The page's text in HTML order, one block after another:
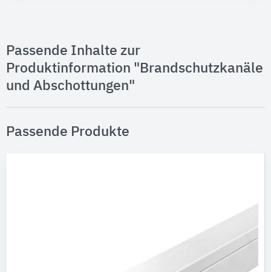
Passende Inhalte zur
Produktinformation "Brandschutzkanäle
und Abschottungen"
Passende Produkte